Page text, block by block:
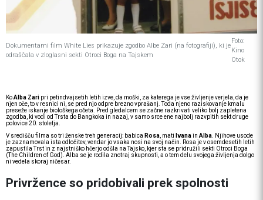
Dokumentarni film White Lies prikazuje zgodbo Albe Zari (na fotografiji), ki je
odraščala v zloglasni sekti Otroci Boga na Tajskem
Foto:
Kino
Otok
KoAlba Zari pri petindvajsetih letih izve, da moški, za katerega je vse življenje verjela, da je
njen oče, to v resnici ni, se pred njo odpre brezno vprašanj. Toda njeno raziskovanje kmalu
preseže iskanje biološkega očeta. Pred gledalcem se začne razkrivati veliko bolj zapletena
zgodba, ki vodi od Trsta do Bangkoka in nazaj, v samo srce ene najbolj razvpitih sekt druge
polovice 20. stoletja.
V središču filma so tri ženske treh generacij: babica Rosa , mati Ivanain Alba . Njihove usode
je zaznamovala ista odločitev, vendar jo vsaka nosi na svoj način. Rosa je v osemdesetih letih
zapustila Trst in z najstniško hčerjo odšla na Tajsko, kjer sta se pridružili sekti Otroci Boga
(The Children of God). Alba se je rodila znotraj skupnosti, a o tem delu svojega življenja dolgo
ni vedela skoraj ničesar.
Privržence so pridobivali prek spolnosti